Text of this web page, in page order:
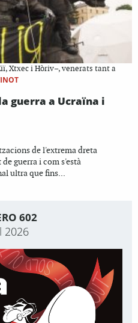
Xtxec i Hòriv–, venerats tant a
guerra a Ucraïna i
de l'extrema dreta
guerra i com s'està
ultra que fins...
602
2026